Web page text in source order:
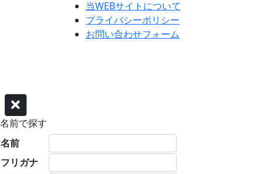
当WEBサイトについて
プライバシーポリシー
お問い合わせフォーム
名前で探す
名前
フリガナ